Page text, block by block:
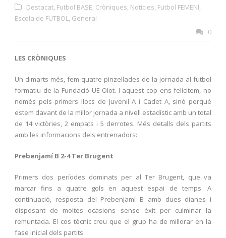
Destacat, Futbol BASE, Cròniques, Notícies, Futbol FEMENÍ,
Escola de FUTBOL, General
0
LES CRÒNIQUES
Un dimarts més, fem quatre pinzellades de la jornada al futbol
formatiu de la Fundació UE Olot. I aquest cop ens felicitem, no
només pels primers llocs de Juvenil A i Cadet A, sinó perquè
estem davant de la millor jornada a nivell estadístic amb un total
de 14 victòries, 2 empats i 5 derrotes. Més detalls dels partits
amb les informacions dels entrenadors:
Prebenjamí B 2-4 Ter Brugent
Primers dos períodes dominats per al Ter Brugent, que va
marcar fins a quatre gols en aquest espai de temps. A
continuació, resposta del Prebenjamí B amb dues dianes i
disposant de moltes ocasions sense èxit per culminar la
remuntada. El cos tècnic creu que el grup ha de millorar en la
fase inicial dels partits.